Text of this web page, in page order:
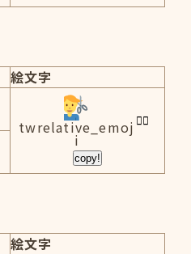
絵文字
twrelative_emoj
i
copy!
絵文字